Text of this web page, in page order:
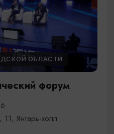
ОБЛАСТИ
форум
11, Янтарь-холл